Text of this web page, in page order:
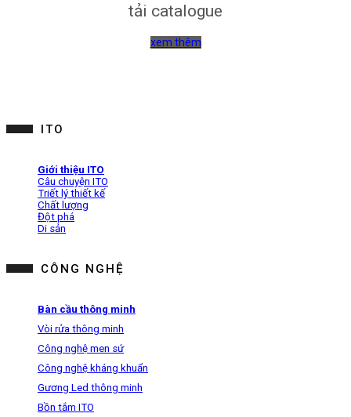
tải catalogue
xem thêm
ITO
Giới thiệu ITO
Câu chuyện ITO
Triết lý thiết kế
Chất lượng
Đột phá
Di sản
CÔNG NGHỆ
Bàn cầu thông minh
Vòi rửa thông minh
Công nghệ men sứ
Công nghệ kháng khuẩn
Gương Led thông minh
Bồn tắm ITO